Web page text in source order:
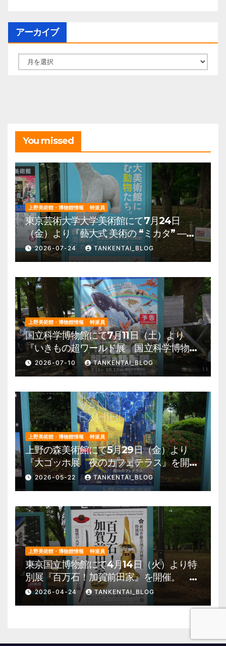
アーカイブ
You missed
上野美術館・博物館情報 特派員
東京芸術大学大学美術館にて7月24日
（金）より『藝大式 美術の “ミカタ” ―こ
の夏、藝大生になる―』を開催。 上野公
園 美術館・博物館 混雑情報他
2026-07-24 TANKENTAI_BLOG
上野美術館・博物館情報 特派員
国立科学博物館にて7月11日（土）より
『いきもの超ワールド展 国立科学博物館
×ダーウィンが来た！』を開催。 上野公
園 美術館・博物館 混雑情報他
2026-07-10 TANKENTAI_BLOG
上野美術館・博物館情報 特派員
上野の森美術館にて5月29日（金）より
『大ゴッホ展 夜のカフェテラス』を開
催。 上野公園 美術館・博物館 混雑情
報他
2026-05-22 TANKENTAI_BLOG
上野美術館・博物館情報 特派員
東京国立博物館にて4月14日（火）より特
別展『百万石！加賀前田家』を開催。 上
野公園 美術館・博物館 混雑情報他
2026-04-24 TANKENTAI_BLOG